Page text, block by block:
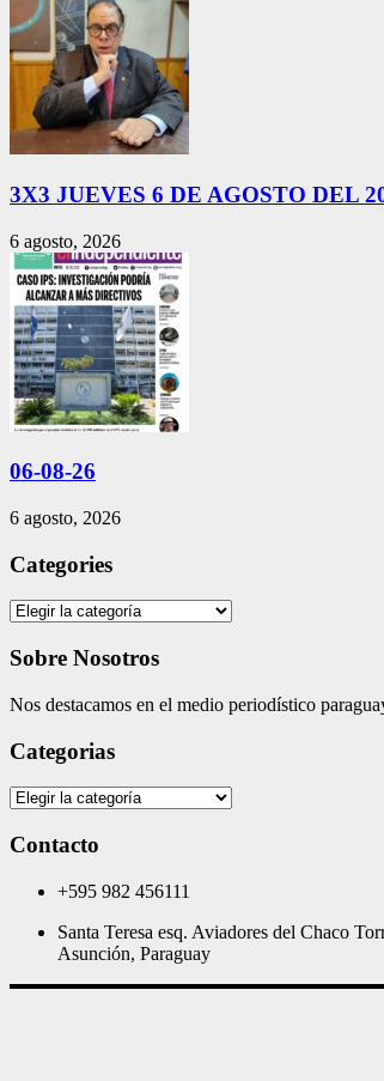
3X3 JUEVES 6 DE AGOSTO DEL
6 agosto, 2026
06-08-26
6 agosto, 2026
Categories
Categories
Sobre Nosotros
Nos destacamos en el medio periodístico
Categorias
Categorias
Contacto
+595 982 456111
Santa Teresa esq. Aviadores del Chaco
Asunción, Paraguay